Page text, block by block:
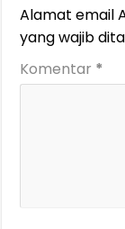
Alamat email
yang wajib
Komentar *